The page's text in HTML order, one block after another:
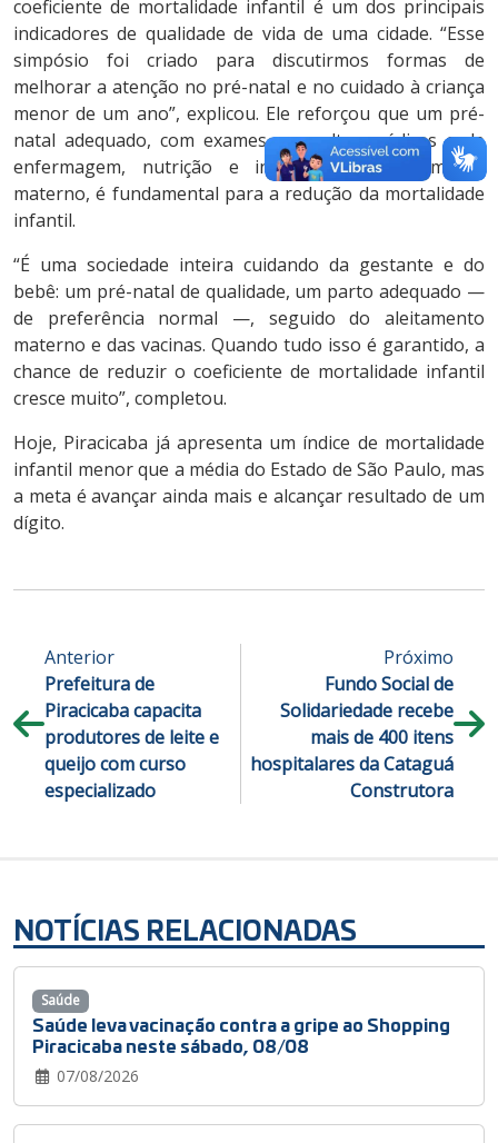
coeficiente de mortalidade infantil é um dos principais
indicadores de qualidade de vida de uma cidade. “Esse
simpósio foi criado para discutirmos formas de
melhorar a atenção no pré-natal e no cuidado à criança
menor de um ano”, explicou. Ele reforçou que um pré-
natal adequado, com exames, consultas médicas e de
enfermagem, nutrição e incentivo ao aleitamento
materno, é fundamental para a redução da mortalidade
infantil.
“É uma sociedade inteira cuidando da gestante e do
bebê: um pré-natal de qualidade, um parto adequado —
de preferência normal —, seguido do aleitamento
materno e das vacinas. Quando tudo isso é garantido, a
chance de reduzir o coeficiente de mortalidade infantil
cresce muito”, completou.
Hoje, Piracicaba já apresenta um índice de mortalidade
infantil menor que a média do Estado de São Paulo, mas
a meta é avançar ainda mais e alcançar resultado de um
dígito.
Anterior
Prefeitura de
Piracicaba capacita
produtores de leite e
queijo com curso
especializado
Próximo
Fundo Social de
Solidariedade recebe
mais de 400 itens
hospitalares da Cataguá
Construtora
NOTÍCIAS RELACIONADAS
Saúde leva vacinação contra a gripe ao Shopping
Piracicaba neste sábado, 08/08
07/08/2026
Saúde